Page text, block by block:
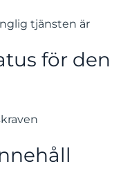
tjänsten är
för den